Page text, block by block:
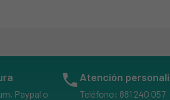
Paypal o
phone Atención
Teléfono: 881 240 057